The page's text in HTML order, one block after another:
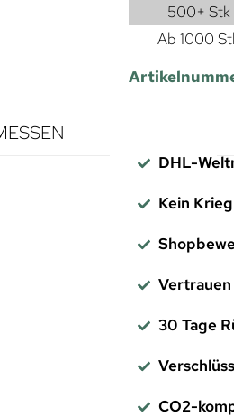
500+ Stk
Ab 1000
DHL-
Kein
30 Tage
CO2-